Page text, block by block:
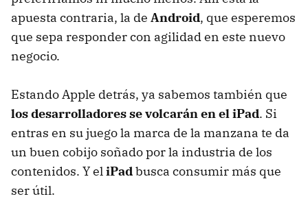
apuesta contraria, la de Android, que esperemos
que sepa responder con agilidad en este nuevo
negocio.
Estando Apple detrás, ya sabemos también que
los desarrolladores se volcarán en el iPad. Si
entras en su juego la marca de la manzana te da
un buen cobijo soñado por la industria de los
contenidos. Y eliPadbusca consumir más que
ser útil.